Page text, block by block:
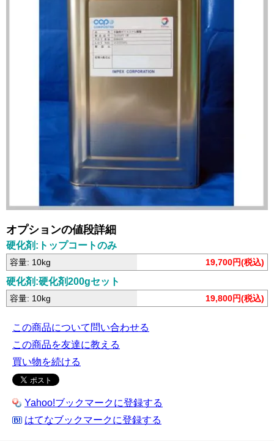
オプションの値段詳細
硬化剤:トップコートのみ
容量: 10kg 19,700円(税込)
硬化剤:硬化剤200gセット
容量: 10kg 19,800円(税込)
この商品について問い合わせる
この商品を友達に教える
買い物を続ける
Yahoo!ブックマークに登録する
はてなブックマークに登録する